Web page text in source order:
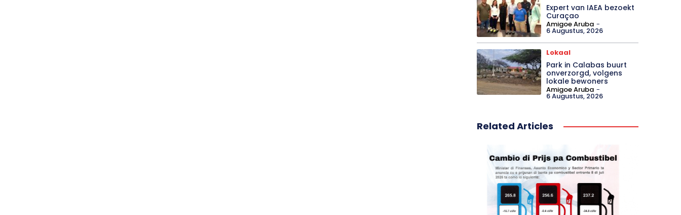
6 Augustus, 2026
Regio
Curaçao
Amigoe Aruba
6 Augustus, 2026
Lokaal
Park in Calabas buurt
6 Augustus, 2026
Related Articles